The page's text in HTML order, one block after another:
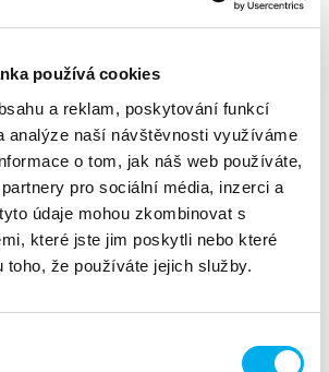
používá cookies
a reklam, poskytování funkcí
analýze naší návštěvnosti využíváme
o tom, jak náš web používáte,
pro sociální média, inzerci a
údaje mohou zkombinovat s
které jste jim poskytli nebo které
že používáte jejich služby.
pro nové správce bezpečnostních
a produktů FortiGate. Cílem školení je
produkt, správu a bezpečnostní
poskytuje.
základy s praktickými ukázkami,
vyzkouší konfiguraci a správu
Kč + Dph / osoba